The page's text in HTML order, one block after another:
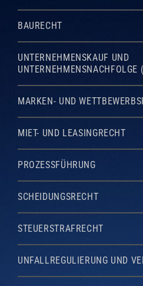
BAURECHT
UNTERNEHMENSKAUF UND
UNTERNEHMENSNACHFOLGE
MARKEN- UND
MIET- UND LEASINGRECHT
PROZESSFÜHRUNG
SCHEIDUNGSRECHT
STEUERSTRAFRECHT
UNFALLREGULIERUNG UND